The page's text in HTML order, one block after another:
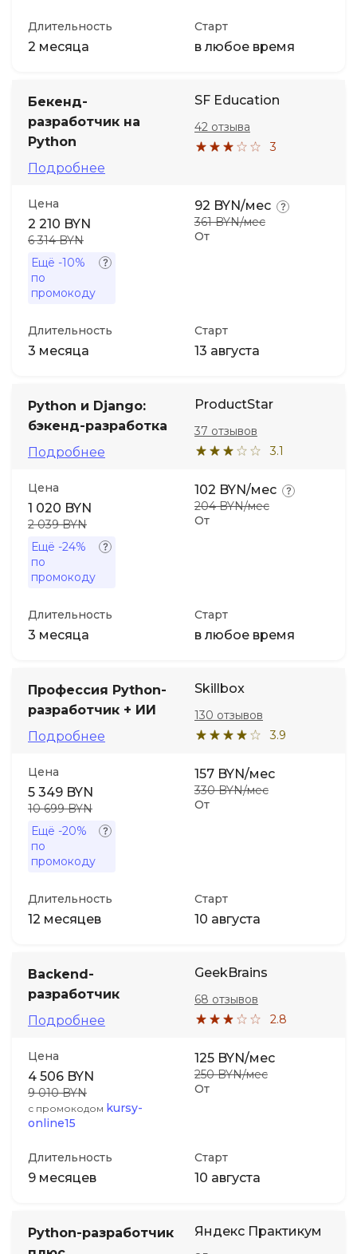
Длительность
2 месяца
Старт
в любое время
Бекенд-
разработчик на
Python
Подробнее
SF Education
3
42 отзыва
Цена
2 210 BYN
6 314 BYN
Ещё -10%
по
промокоду
От
92 BYN/мес
361 BYN/мес
Длительность
3 месяца
Старт
13 августа
Python и Django:
бэкенд-разработка
Подробнее
ProductStar
3.1
37 отзывов
Цена
1 020 BYN
2 039 BYN
Ещё -24%
по
промокоду
От
102 BYN/мес
204 BYN/мес
Длительность
3 месяца
Старт
в любое время
Профессия Python-
разработчик + ИИ
Подробнее
Skillbox
3.9
130 отзывов
Цена
5 349 BYN
10 699 BYN
Ещё -20%
по
промокоду
От
157 BYN/мес
330 BYN/мес
Длительность
12 месяцев
Старт
10 августа
Backend-
разработчик
Подробнее
GeekBrains
2.8
68 отзывов
Цена
4 506 BYN
9 010 BYN
с промокодом kursy-
online15
От
125 BYN/мес
250 BYN/мес
Длительность
9 месяцев
Старт
10 августа
Python-разработчик
Яндекс Практикум